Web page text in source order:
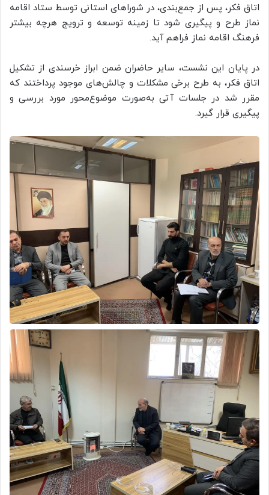
اتاق فکر، پس از جمع‌بندی، در شوراهای استانی توسط ستاد اقامه
نماز طرح و پیگیری شود تا زمینه توسعه و ترویج هرچه بیشتر
فرهنگ اقامه نماز فراهم آید.
در پایان این نشست، سایر حاضران ضمن ابراز خرسندی از تشکیل
اتاق فکر، به طرح برخی مشکلات و چالش‌های موجود پرداختند که
مقرر شد در جلسات آتی به‌صورت موضوع‌محور مورد بررسی و
پیگیری قرار گیرد.